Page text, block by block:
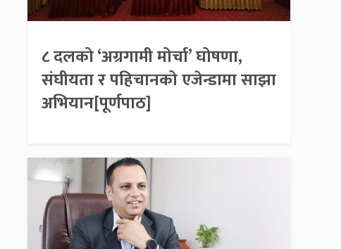
८ दलको ‘अग्रगामी मोर्चा’ घोषणा,
संघीयता र पहिचानको एजेन्डामा साझा
अभियान[पूर्णपाठ]